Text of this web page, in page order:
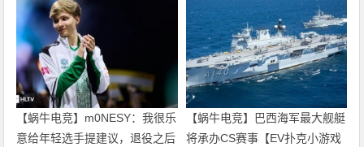
戏官网】
【蜗牛电竞】m0NESY：我很乐
意给年轻选手提建议，退役之后
【蜗牛电竞】巴西海军最大舰艇
将承办CS赛事【EV扑克小游戏